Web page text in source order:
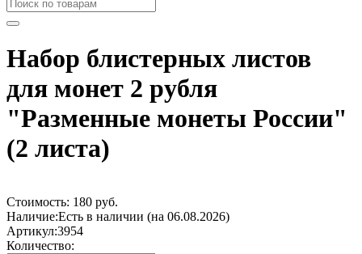
Набор блистерных листов
для монет 2 рубля
"Разменные монеты России"
(2 листа)
Стоимость: 180 руб.
Наличие:Есть в наличии (на 06.08.2026)
Артикул:3954
Количество: